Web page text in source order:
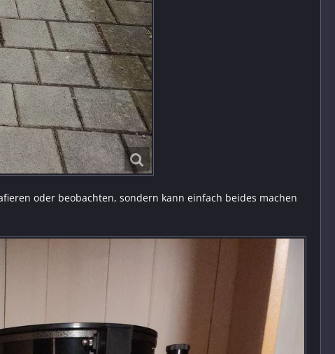
oder beobachten, sondern kann einfach beides machen